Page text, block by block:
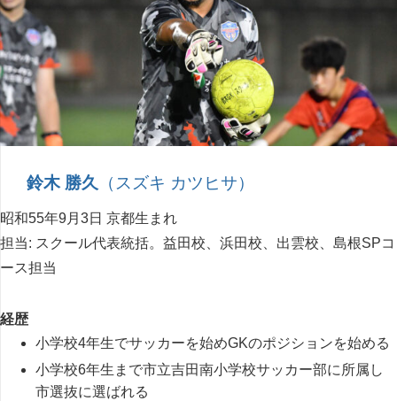
鈴木 勝久 （スズキ カツヒサ）
昭和55年9月3日 京都生まれ
担当: スクール代表統括。益田校、浜田校、出雲校、島根SPコ
ース担当
経歴
小学校4年生でサッカーを始めGKのポジションを始める
小学校6年生まで市立吉田南小学校サッカー部に所属し
市選抜に選ばれる